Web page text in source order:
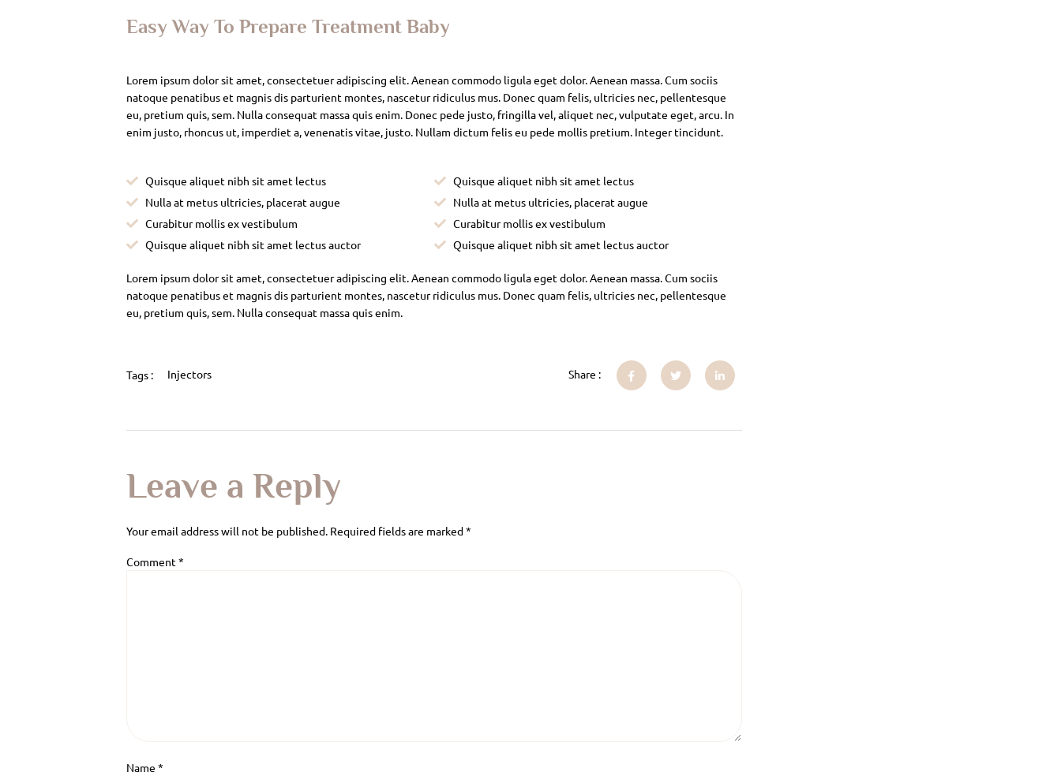
Easy Way To Prepare Treatment Baby
Lorem ipsum dolor sit amet, consectetuer adipiscing elit. Aenean commodo ligula eget dolor. Aenean massa. Cum sociis
natoque penatibus et magnis dis parturient montes, nascetur ridiculus mus. Donec quam felis, ultricies nec, pellentesque
eu, pretium quis, sem. Nulla consequat massa quis enim. Donec pede justo, fringilla vel, aliquet nec, vulputate eget, arcu. In
enim justo, rhoncus ut, imperdiet a, venenatis vitae, justo. Nullam dictum felis eu pede mollis pretium. Integer tincidunt.
Quisque aliquet nibh sit amet lectus
Nulla at metus ultricies, placerat augue
Curabitur mollis ex vestibulum
Quisque aliquet nibh sit amet lectus auctor
Quisque aliquet nibh sit amet lectus
Nulla at metus ultricies, placerat augue
Curabitur mollis ex vestibulum
Quisque aliquet nibh sit amet lectus auctor
Lorem ipsum dolor sit amet, consectetuer adipiscing elit. Aenean commodo ligula eget dolor. Aenean massa. Cum sociis
natoque penatibus et magnis dis parturient montes, nascetur ridiculus mus. Donec quam felis, ultricies nec, pellentesque
eu, pretium quis, sem. Nulla consequat massa quis enim.
Tags : Injectors Share :
Leave a Reply
Your email address will not be published. Required fields are marked*
Comment*
Name *